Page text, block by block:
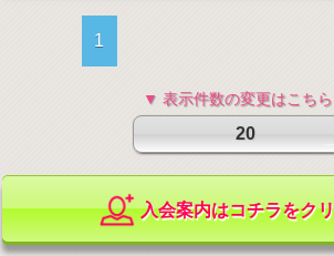
1
▼ 表示件数の変更はこち
20
入会案内はコチラをク